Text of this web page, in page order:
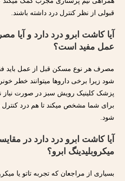
قبولی از نظر کنترل درد داشته باشند.
آیا کاشت ابرو درد دارد و آیا
عمل مفید است؟
مصرف هر نوع مسکن قبل از عمل باید
شود زیرا برخی داروها میتوانند خطر
پزشک کلینیک رویش سبز در صورت نیاز
برای شما مشخص میکند تا هم درد
شود.
آیا کاشت ابرو درد دارد در
میکروبلیدینگ ابرو؟
بسیاری از مراجعان که تجربه تاتو یا